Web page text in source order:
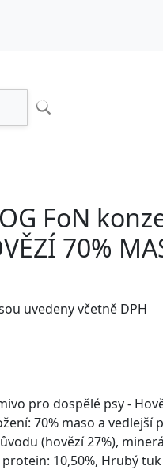
FoN
70%
uvedeny včetně DPH
pro dospělé psy -
70% maso a vedlejší
(hovězí 27%),
10,50%, Hrubý